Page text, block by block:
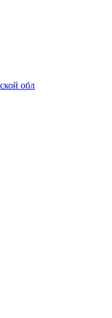
обл